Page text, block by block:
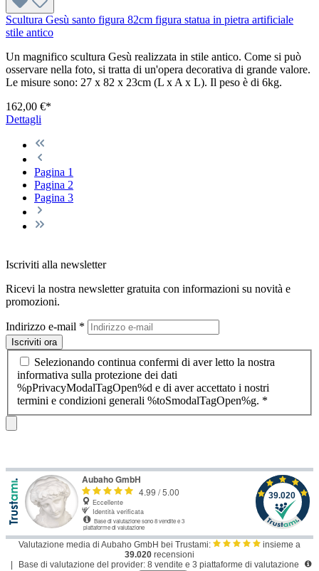
Scultura Gesù santo figura 82cm figura statua in pietra artificiale
stile antico
Un magnifico scultura Gesù realizzata in stile antico. Come si può
osservare nella foto, si tratta di un'opera decorativa di grande valore.
Le misure sono: 27 x 82 x 23cm (L x A x L). Il peso è di 6kg.
162,00 €*
Dettagli
Pagina 1
Pagina 2
Pagina 3
Iscriviti alla newsletter
Ricevi la nostra newsletter gratuita con informazioni su novità e
promozioni.
Indirizzo e-mail *
Iscriviti ora
Selezionando continua confermi di aver letto la nostra
informativa sulla protezione dei dati
%pPrivacyModalTagOpen%d e di aver accettato i nostri
termini e condizioni generali %toSmodalTagOpen%g. *
Valutazione media di Aubaho GmbH bei Trustami:
insieme a
39.020 recensioni
Base di valutazione del provider: 8 vendite e 3 piattaforme di valutazione